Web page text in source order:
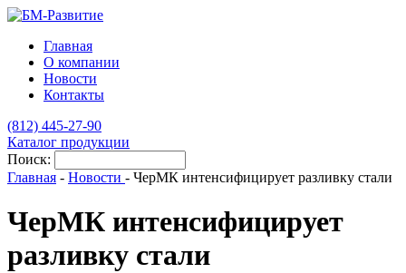
Главная
О компании
Новости
Контакты
(812) 445-27-90
Каталог продукции
Поиск:
Главная - Новости - ЧерМК интенсифицирует разливку стали
ЧерМК интенсифицирует
разливку стали